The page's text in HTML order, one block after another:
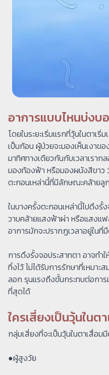
อาการแบบไหนบ่งบ
โดยในระยะเริ่มแรกที่วุ้นในตาเ
เป็นก้อน ผู้ป่วยจะมองเห็นเงาข
มาทิศทางเดียวกันกับเวลาเราก
มองท้องฟ้า หรือมองผนังสีขาว
ตะกอนเหล่านี้ที่มีลักษณะคล้ายลู
ในบางครั้งตะกอนเหล่านี้ไปดึงรั้
วาบคล้ายแสงฟ้าผ่า หรือแสงแ
อาการมักจะปรากฏเวลาอยู่ใน
การดึงรั้งจอประสาทตา อาจทำ
ทิ้งไว้ ไม่ได้รับการรักษาที่เหมา
ลอก รุนแรงถึงขั้นกระทบต่อกา
ที่สุดได้
ใครเสี่ยงเป็นวุ้นในต
กลุ่มเสี่ยงที่จะเป็นวุ้นในตาเสื่อม
●ผู้สูงวัย